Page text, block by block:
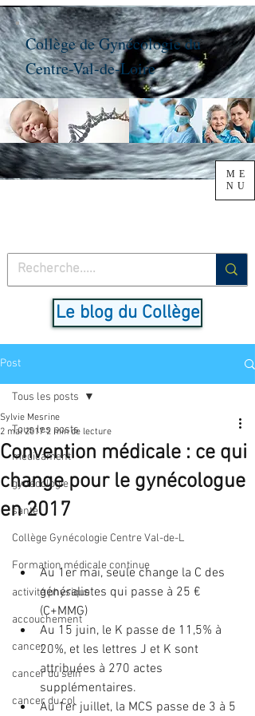
Le blog du Collège
ME
NU
Collège de Gynécologie du
Centre-Val-de-Loire
Post
Tous les posts
médicament
gynécologie
santé
Collège Gynécologie Centre Val-de-L
Formation médicale continue
activité physique
accouchement
cancer
cancer du sein
cancer du col
Tous les posts
Convention médicale : ce qui
change pour le gynécologue
en 2017
Sylvie Mesrine
2 mai 2017 2 min de lecture
Au 1er mai, seule change la C des
généralistes qui passe à 25 €
(C+MMG)
Au 15 juin, le K passe de 11,5% à
20%, et les lettres J et K sont
attribuées à 270 actes
supplémentaires.
Au 1er juillet, la MCS passe de 3 à 5